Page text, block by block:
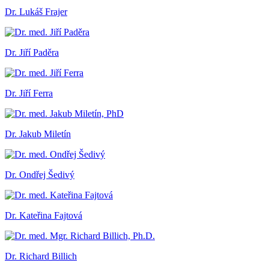
Dr. Lukáš Frajer
Dr. Jiří Paděra
Dr. Jiří Ferra
Dr. Jakub Miletín
Dr. Ondřej Šedivý
Dr. Kateřina Fajtová
Dr. Richard Billich